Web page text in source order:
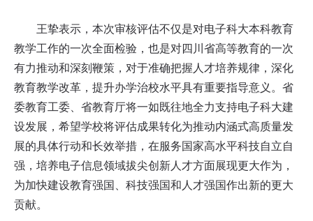
王挚表示，本次审核评估不仅是对电子科大本科教育
教学工作的一次全面检验，也是对四川省高等教育的一次
有力推动和深刻鞭策，对于准确把握人才培养规律，深化
教育教学改革，提升办学治校水平具有重要指导意义。省
委教育工委、省教育厅将一如既往地全力支持电子科大建
设发展，希望学校将评估成果转化为推动内涵式高质量发
展的具体行动和长效举措，在服务国家高水平科技自立自
强，培养电子信息领域拔尖创新人才方面展现更大作为，
为加快建设教育强国、科技强国和人才强国作出新的更大
贡献。